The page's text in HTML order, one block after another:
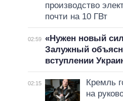
производство
почти на 10 ГВт
02:59 «Нужен новый
Залужный
вступлении
02:15
Кремль
на